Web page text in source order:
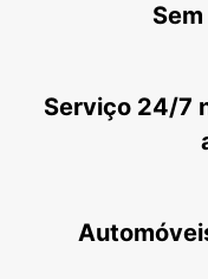
HOFN - ICELAND
Serviço 24/7